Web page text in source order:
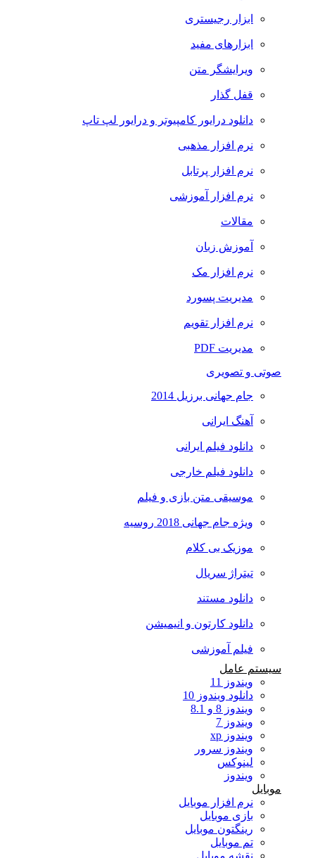
ابزار رجیستری
ابزارهای مفید
ویرایشگر متن
قفل گذار
دانلود درایور کامپیوتر و درایور لپ تاپ
نرم افزار مذهبی
نرم افزار پرتابل
نرم افزار آموزشی
مقالات
آموزش زبان
نرم افزار مک
مدیریت پسورد
نرم افزار تقویم
مدیریت PDF
صوتی و تصویری
جام جهانی برزیل 2014
آهنگ ایرانی
دانلود فیلم ایرانی
دانلود فیلم خارجی
موسیقی متن بازی و فیلم
ویژه جام جهانی 2018 روسیه
موزیک بی کلام
تیتراژ سریال
دانلود مستند
دانلود کارتون و انیمیشن
فیلم آموزشی
سیستم عامل
ویندوز 11
دانلود ویندوز 10
ویندوز 8 و 8.1
ویندوز 7
ویندوز xp
ویندوز سرور
لینوکس
ویندوز
موبایل
نرم افزار موبایل
بازی موبایل
رینگتون موبایل
تم موبایل
نقشه موبایل